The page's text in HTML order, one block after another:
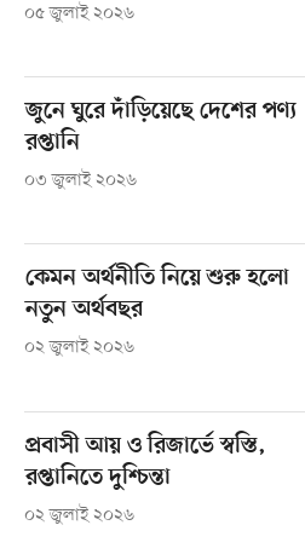
০৫ জুলাই ২০২৬
জুনে ঘুরে দাঁড়িয়েছে দেশের পণ্য
রপ্তানি
০৩ জুলাই ২০২৬
কেমন অর্থনীতি নিয়ে শুরু হলো
নতুন অর্থবছর
০২ জুলাই ২০২৬
প্রবাসী আয় ও রিজার্ভে স্বস্তি,
রপ্তানিতে দুশ্চিন্তা
০২ জুলাই ২০২৬